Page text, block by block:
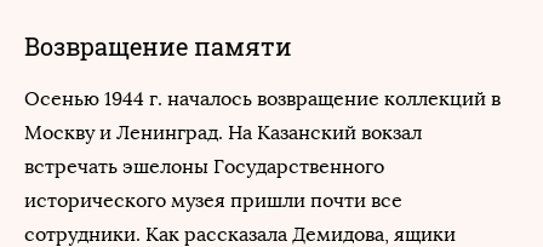
Возвращение памяти
Осенью 1944 г. началось возвращение коллекций в
Москву и Ленинград. На Казанский вокзал
встречать эшелоны Государственного
исторического музея пришли почти все
сотрудники. Как рассказала Демидова, ящики